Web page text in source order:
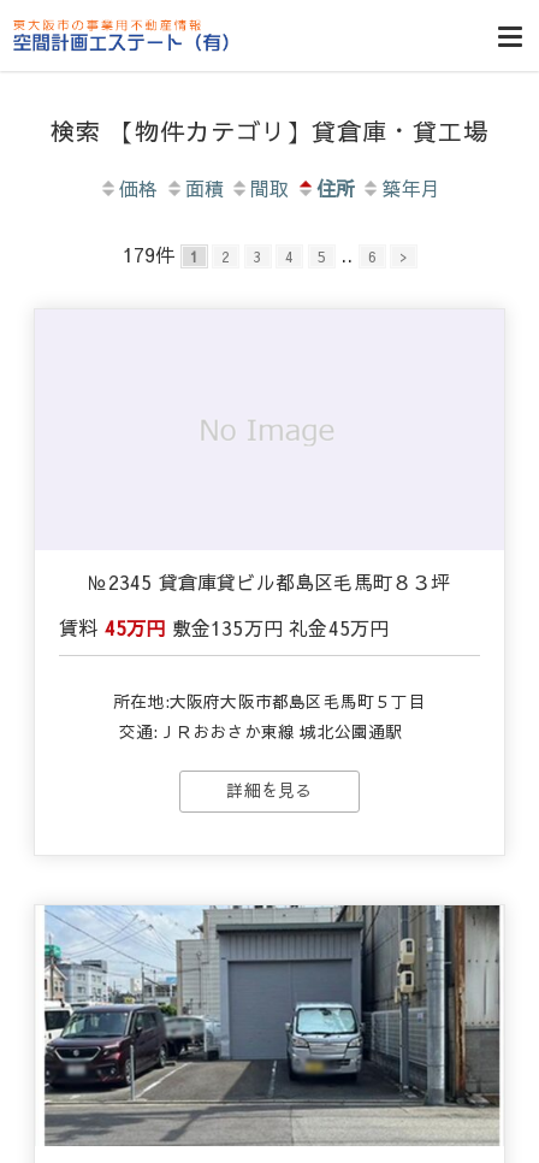
東大阪貸倉
庫・貸し工
場・賃貸事務
所・空室一
覧・空間計画
エステート
検索 【物件カテゴリ】貸倉庫・貸工場
価格 面積 間取 住所 築年月
179件 1 2 3 4 5 .. 6 >
№2345 貸倉庫貸ビル都島区毛馬町８３坪
賃料 45万円 敷金135万円 礼金45万円
所在地:大阪府大阪市都島区毛馬町５丁目
交通: ＪＲおおさか東線 城北公園通駅
詳細を見る